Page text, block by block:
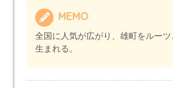
MEMO
全国に人気が広がり、雄町をルー
生まれる。